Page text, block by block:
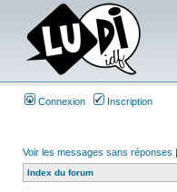
Connexion Inscription
Voir les messages sans réponses |
Index du forum